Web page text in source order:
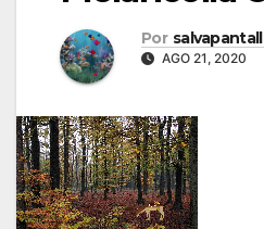
Por
AGO 21, 2020